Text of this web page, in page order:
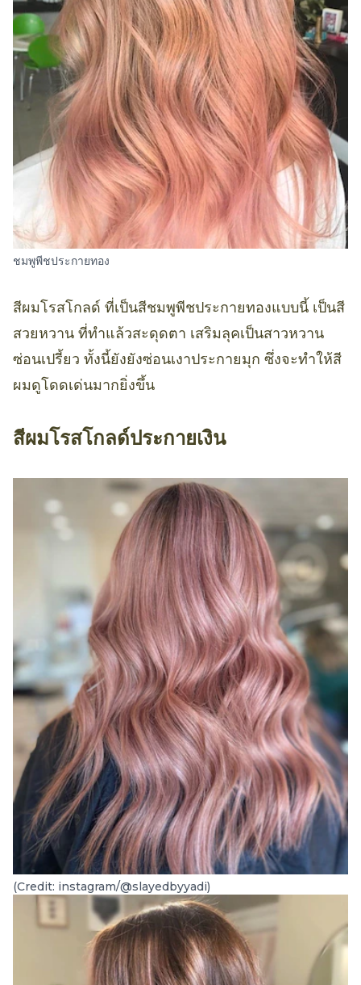
ชมพูพีชประกายทอง
สีผมโรสโกลด์ ที่เป็นสีชมพูพีชประกายทองแบบนี้ เป็นสี
สวยหวาน ที่ทำแล้วสะดุดตา เสริมลุคเป็นสาวหวาน
ซ่อนเปรี้ยว ทั้งนี้ยังยังซ่อนเงาประกายมุก ซึ่งจะทำให้สี
ผมดูโดดเด่นมากยิ่งขึ้น
สีผมโรสโกลด์ประกายเงิน
(Credit: instagram/@slayedbyyadi)